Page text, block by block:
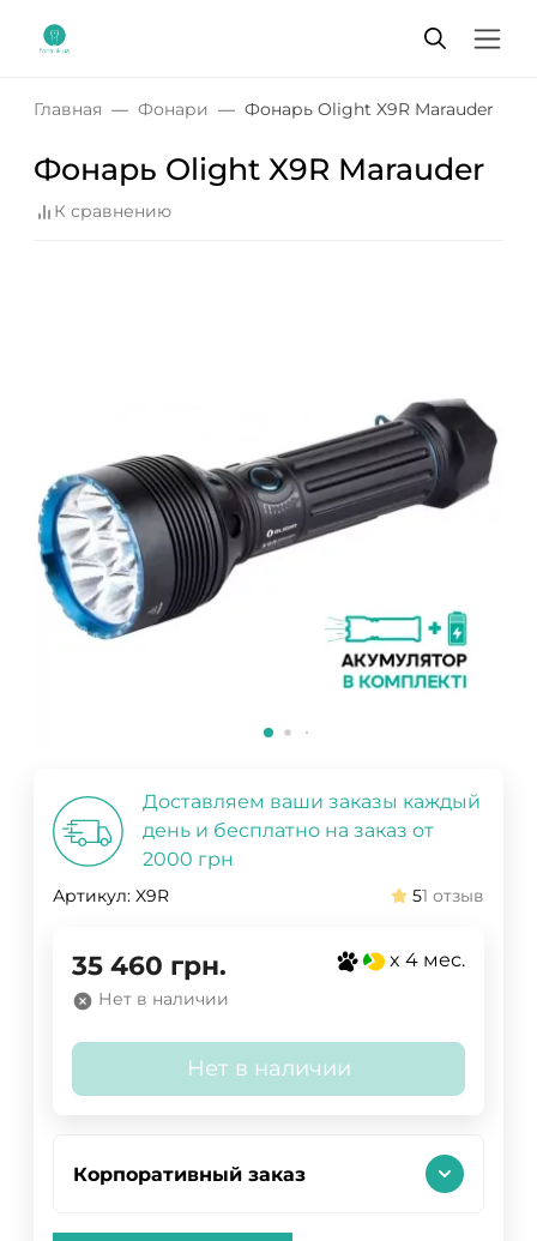
Главная Фонари Фонарь Olight X9R Marauder
Фонарь Olight X9R Marauder
К сравнению
Доставляем ваши заказы каждый
день и бесплатно на заказ от
2000 грн
Артикул: X9R 51 отзыв
35 460 грн. x 4 мес.
Нет в наличии
Нет в наличии
Корпоративный заказ